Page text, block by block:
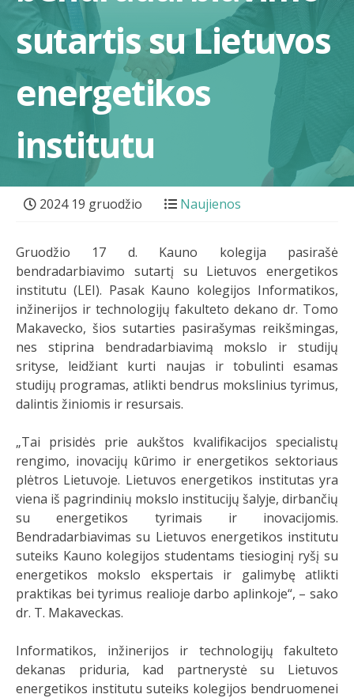
sutartis su Lietuvos
energetikos
institutu
2024 19 gruodžio Naujienos
Gruodžio 17 d. Kauno kolegija pasirašė
bendradarbiavimo sutartį su Lietuvos energetikos
institutu (LEI). Pasak Kauno kolegijos Informatikos,
inžinerijos ir technologijų fakulteto dekano dr. Tomo
Makavecko, šios sutarties pasirašymas reikšmingas,
nes stiprina bendradarbiavimą mokslo ir studijų
srityse, leidžiant kurti naujas ir tobulinti esamas
studijų programas, atlikti bendrus mokslinius tyrimus,
dalintis žiniomis ir resursais.
„Tai prisidės prie aukštos kvalifikacijos specialistų
rengimo, inovacijų kūrimo ir energetikos sektoriaus
plėtros Lietuvoje. Lietuvos energetikos institutas yra
viena iš pagrindinių mokslo institucijų šalyje, dirbančių
su energetikos tyrimais ir inovacijomis.
Bendradarbiavimas su Lietuvos energetikos institutu
suteiks Kauno kolegijos studentams tiesioginį ryšį su
energetikos mokslo ekspertais ir galimybę atlikti
praktikas bei tyrimus realioje darbo aplinkoje“, – sako
dr. T. Makaveckas.
Informatikos, inžinerijos ir technologijų fakulteto
dekanas priduria, kad partnerystė su Lietuvos
energetikos institutu suteiks kolegijos bendruomenei